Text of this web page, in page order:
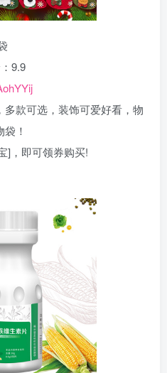
9.9
款可选，装饰可爱好看，物
！
]，即可领券购买!